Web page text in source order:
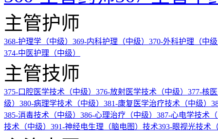
主管护师
368-护理学（中级） 369-内科护理（中级） 370-外科护理（中
374-中医护理（中级）
主管技师
375-口腔医学技术（中级） 376-放射医学技术（中级） 377-核
级） 380-病理学技术（中级） 381-康复医学治疗技术（中级）
385-消毒技术（中级） 386-心理治疗（中级） 387-心电学技术
技术（中级） 391-神经电生理（脑电图）技术393-眼视光技术